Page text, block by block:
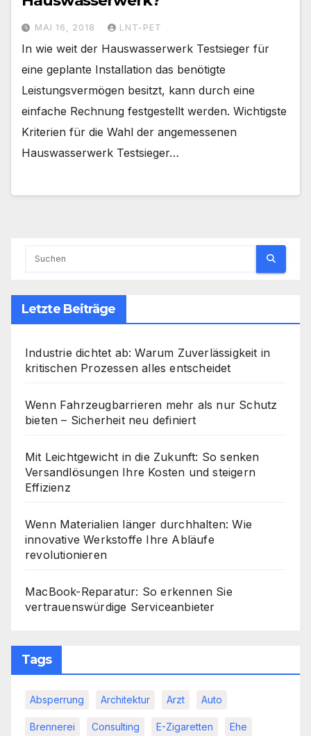
MAI 16, 2018 LNT-PET
In wie weit der Hauswasserwerk Testsieger für
eine geplante Installation das benötigte
Leistungsvermögen besitzt, kann durch eine
einfache Rechnung festgestellt werden. Wichtigste
Kriterien für die Wahl der angemessenen
Hauswasserwerk Testsieger…
Letzte Beiträge
Industrie dichtet ab: Warum Zuverlässigkeit in
kritischen Prozessen alles entscheidet
Wenn Fahrzeugbarrieren mehr als nur Schutz
bieten – Sicherheit neu definiert
Mit Leichtgewicht in die Zukunft: So senken
Versandlösungen Ihre Kosten und steigern
Effizienz
Wenn Materialien länger durchhalten: Wie
innovative Werkstoffe Ihre Abläufe
revolutionieren
MacBook-Reparatur: So erkennen Sie
vertrauenswürdige Serviceanbieter
Tags
Absperrung Architektur Arzt Auto
Brennerei Consulting E-Zigaretten Ehe